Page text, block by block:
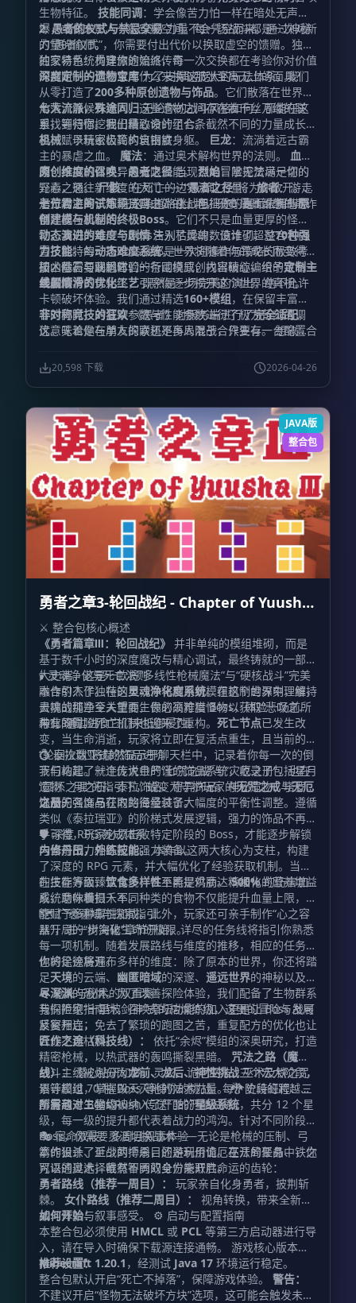
生物特征。 技能同调：学会像苦力怕一样在暗处无声起
爆，或像末影人一般穿梭空间。每一场战斗都是一次对新
力量的偷师。
2. 愚者的仪式与禁忌交易力量不会凭空而来。通过神秘
的“愚者仪式”，你需要付出代价以换取虚空的馈赠。独特
的交易系统贯穿旅途始终，每一次交换都在考验你对价值
的判断——你愿意用什么来换取那张至高无上的面具？
独家特色：构建你的流派传奇
深度定制的遗物宝库为了支撑这庞大的玩法体系，我们
从零打造了200多种原创遗物与饰品。它们散落在世界的
角落，静候有缘人。这些遗物之间存在着千丝万缕的联
系，等待你挖掘出最致命的组合。
七大流派，殊途同归无论你的战斗风格如何，都能在这
里找到归宿。我们精心设计了七条截然不同的力量成长路
径，赋予玩家极高的自由度：
机械：以精密齿轮构筑钢铁身躯。 巨龙：流淌着远古霸
主的暴虐之血。 魔法：通过奥术解构世界的法则。 血
肉：挖掘机体变异的无限潜能。烈焰：掌控焚尽一切的
元素之怒。尸骸：在死亡的边界汲取力量。旅者：游走
于万物之间，不羁且自由。 挑战与征途：直面未知的恐
惧
原创维度的召唤：愚者之径当现世的冒险无法满足你的
野心，通往新维度的大门——“愚者之径”将为你敞开。这
是一片游离于常规法则之外的土地，只有最具智慧的欺诈
师才能在此存活。
七位君主的试炼在这条道路上，阻挡你的是七位拥有原
创建模与机制的终极Boss。它们不只是血量更厚的怪
物，我们为每一个Boss注入了灵魂，设计了超过70种强
力技能。每一场Boss战都是一次对操作与策略的极致考
研，你需要洞悉它们的行动模式，找出破绽，给予致命一
击。
动态演进的难度与剧情告别枯燥的数值堆砌，整合包内
置了独特的动态难度系统，世界将随着你的成长而变得更
加凶险。与此同时，一条围绕原创内容精心编织的定制主
线剧情将贯穿始终，引导你逐步揭开这个世界的真相。
技术基石与联机体验
丝般顺滑的优化工艺既然是一场完美的演出，绝不允许
卡顿破坏体验。我们通过精选160+模组，在保留丰富内
容的同时，对渲染参数与性能参数进行了极为苛刻的调
优。无论是在单人探索还是多人混战，只要有一台配置合
非对称竞技的狂欢《愚者》对服务端进行了完全适配，
这意味着你与朋友的联机不再局限于合作生存。 想象一
着毁天灭地的技能，而你集结流派之力与之抗衡。这就是
我们为你准备的
Monster vs Player（MvP）非对称1v1
手。
20,598 下载 2026-04-26
JAVA版
整合包
勇者之章3-轮回战纪 - Chapter of Yuusha
Ⅲ
⚔️ 整合包核心概述
《勇者篇章Ⅲ：轮回战纪》 并非单纯的模组堆砌，而是
基于数千小时的深度魔改与精心调试，最终铸就的一部宏
大史诗。这是一款将“多线性枪械魔法”与“硬核战斗”完美
融合的杰作。在这里，你将利用对模组机制的深刻理解，
去挑战那些令人望而生畏的高难度 Boss，体验一场前所
未有的冒险。
🕯️ 灵魂净化与死亡法则
本作引入了独特的灵魂净化度系统。在这个世界中，维持
灵魂的纯净至关重要，你必须狩猎怪物以获取“悲叹之
种”，通过进食它们来抵御侵蚀。
与此同时，死亡机制也迎来了重构。 死亡节点已发生改
变，当生命消逝，玩家将立即在复活点重生，且当前的
“轮回次数”将赫然显示于聊天栏中，记录着你每一次的倒
下与站起。就连传说中的“七咒之戒”与“灾厄之册”，也在
“圆环之理”的指引下，蜕变为守护玩家的无咒之戒与无厄
之册。
💍 泰拉瑞亚式的饰品进阶
我们构建了一个庞大且严谨的饰品系统，收录了包括星月
遗物、月之石、泰拉饰品、奇异饰品、神秘遗物、塔罗牌
以及无名饰品在内的海量装备。
饰品的强度与获取路径经过了大幅度的平衡性调整。遵循
类似《泰拉瑞亚》的阶梯式发展逻辑，强力的饰品不再唾
手可得，玩家必须击败特定阶段的 Boss，才能逐步解锁
与当前战力相匹配的强力装备。
🛡️ 深度 RPG 养成体系
内修丹田，外练技能。本作以这两大核心为支柱，构建
了深度的 RPG 元素，并大幅优化了经验获取机制。当你
的技能等级臻至化境，甚至能提供高达500%的伤害加
成，助你横扫千军。
在生存方面，饮食多样性不再是鸡肋。精细化的营养增益
系统意味着摄入不同种类的食物不仅能提升血量上限，还
能赋予多种属性加成。此外，玩家还可亲手制作“心之容
器”，进一步突破生命的极限。
🗺️ 广袤疆域与探索指引
从开局的“树海化”章节开始，详尽的任务线将指引你熟悉
每一项机制。随着发展路线与维度的推移，相应的任务链
也将徐徐展开。
你的足迹将遍布多样的维度：除了原本的世界，你还将踏
足天境的云端、 幽匿暗域的深邃、 遥远世界的神秘以及极
尽深渊的恐惧。为了改善探险体验，我们配备了生物群系
与探险家指南针，召唤祭坛功能的加入更是让 Boss 战可
反复开启，免去了繁琐的跑图之苦，重复配方的优化也让
合成不再枯燥。
🔥 枪火与秘术的双重奏
我们拒绝“十里坡剑神”式的枯燥练级，这里的冒险与发展
紧密相连：
匠作之途（科技线）：
依托“余烬”模组的深奥研究，打造
精密枪械，以热武器的轰鸣撕裂黑暗。 咒法之路（魔法
线）：潜心钻研幻梦、灵灾、诡厄巫法、巫术及铁之咒
语等模组，掌握毁天灭地的法术力量。 🐉 史诗征程：三
阶层与十二星级
战斗主线被划分为龙前、龙后、神性挑战三个宏大阶段，
累计超过 70 种 Boss 等待你的挑战。每个阶段的跨越，
都需通过 Boss Rush 传送门的严酷试炼。
所有敌对生物均被纳入了严酷的星级系统，共分 12 个星
级，每一级的提升都代表着战力的鸿沟。针对不同阶段的
Boss，你需要灵活切换战术——无论是枪械的压制、弓
箭的狙杀、近战的搏杀，还是利用诡厄巫法的聚晶、铁之
咒语的奥术，唯有智勇双全方能取胜。
🎭 宿命双岐：多周目叙事体验
本作设计了至少两个周目的游玩价值。在开局任务中，你
可以通过选择截然不同的身份来开启命运的齿轮：
勇者路线（推荐一周目）：
玩家亲自化身勇者，披荆斩
棘。 女仆路线（推荐二周目）：
视角转换，带来全新的
战斗体验与叙事感受。 ⚙️ 启动与配置指南
如何开始：
本整合包必须使用 HMCL 或 PCL 等第三方启动器进行导
入，请在导入时确保下载源连接通畅。 游戏核心版本为
Minecraft 1.20.1 ，经测试 Java 17 环境运行稳定。
推荐设置：
整合包默认开启“死亡不掉落”，保障游戏体验。 警告：
不建议开启“怪物无法破坏方块”选项，这可能会触发未知